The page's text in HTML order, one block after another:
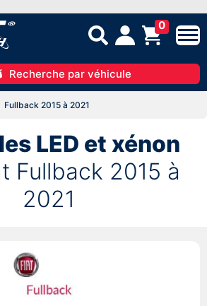
0
Recherche par véhicule
Fullback 2015 à 2021
LED et xénon
Fullback 2015 à
2021